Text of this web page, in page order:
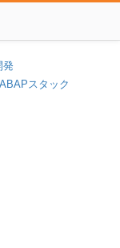
発
ABAPスタック